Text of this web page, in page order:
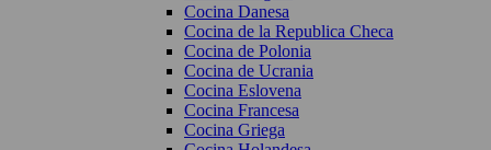
Cocina Danesa
Cocina de la Republica Checa
Cocina de Polonia
Cocina de Ucrania
Cocina Eslovena
Cocina Francesa
Cocina Griega